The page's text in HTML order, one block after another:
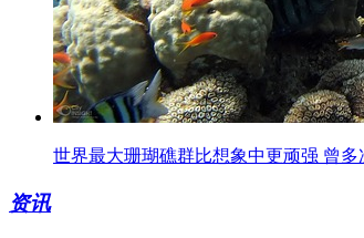
世界最大珊瑚礁群比想象中更顽强 曾多
资讯